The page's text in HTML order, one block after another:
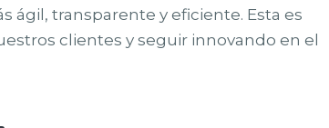
ágil, transparente y eficiente. Esta es
clientes y seguir innovando en el